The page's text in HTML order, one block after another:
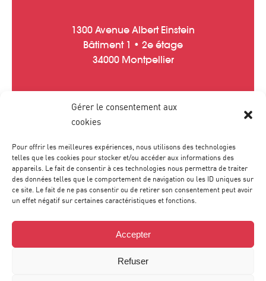
Gérer le consentement aux
cookies
Pour offrir les meilleures expériences, nous utilisons des technologies
telles que les cookies pour stocker et/ou accéder aux informations des
appareils. Le fait de consentir à ces technologies nous permettra de traiter
des données telles que le comportement de navigation ou les ID uniques sur
ce site. Le fait de ne pas consentir ou de retirer son consentement peut avoir
un effet négatif sur certaines caractéristiques et fonctions.
Accepter
Refuser
1300 Avenue Albert Einstein
Bâtiment 1 • 2e étage
34000 Montpellier
Tél :